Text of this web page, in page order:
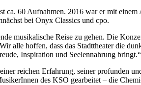
ca. 60 Aufnahmen. 2016 war er mit einem
bei Onyx Classics und cpo.
musikalische Reise zu gehen. Die
alle hoffen, dass das Stadttheater die
Inspiration und Seelennahrung bringt.“
reichen Erfahrung, seiner profunden
des KSO gearbeitet – die